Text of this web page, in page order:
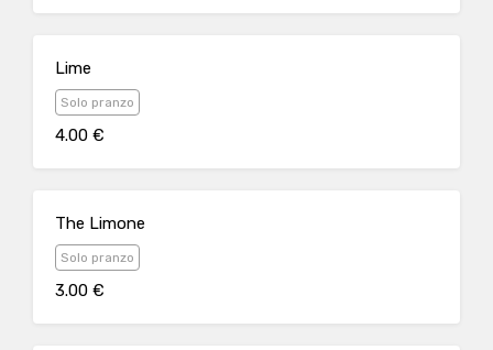
Lime
Solo pranzo
4.00 €
The Limone
Solo pranzo
3.00 €